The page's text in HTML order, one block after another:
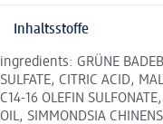
Inhaltsstoffe
ingredients: GRÜNE
SULFATE, CITRIC ACID,
C14-16 OLEFIN
OIL, SIMMONDSIA